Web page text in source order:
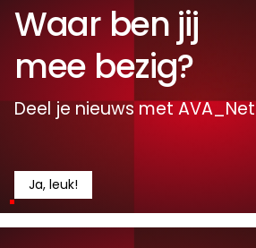
Waar ben jij
mee bezig?
Deel je nieuws met AVA_Net
Ja, leuk!